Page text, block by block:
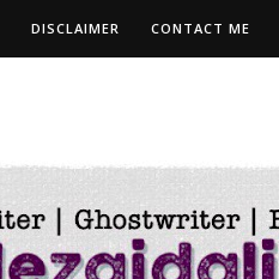
DISCLAIMER CONTACT ME